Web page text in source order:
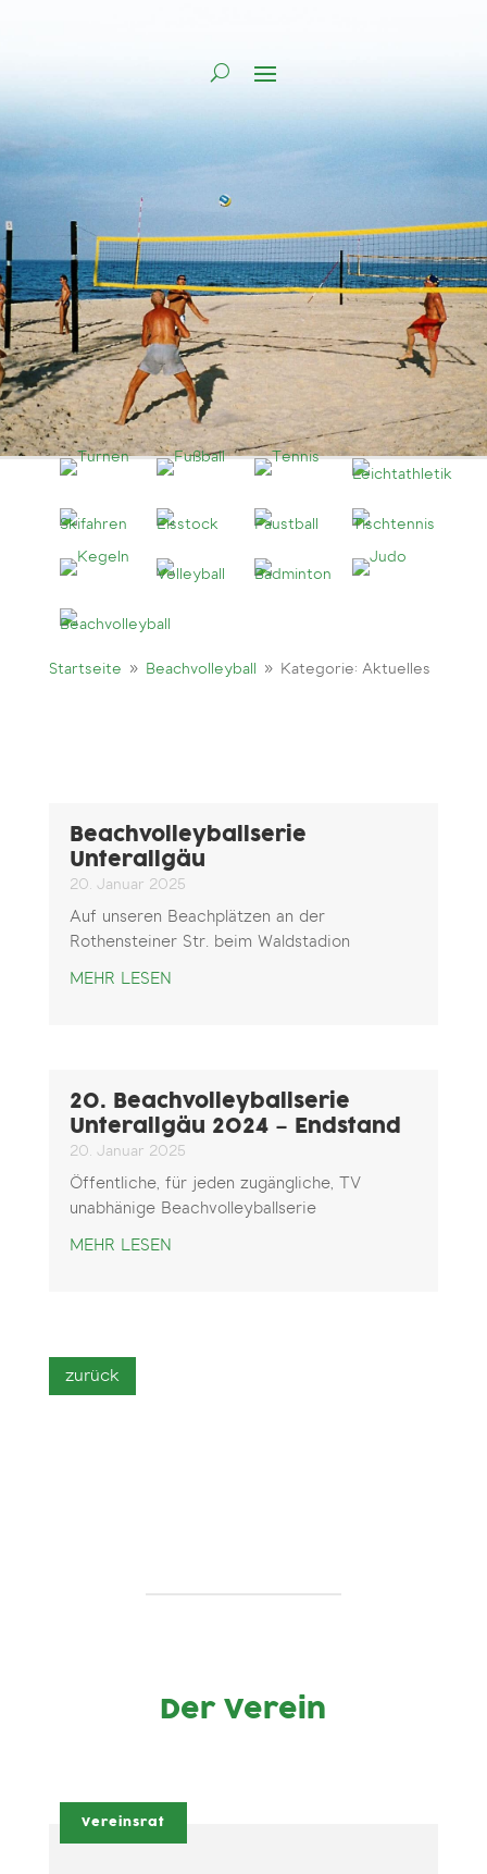
Startseite 9 Beachvolleyball 9 Kategorie: Aktuelles
Beachvolleyballserie
Unterallgäu
20. Januar 2025
Auf unseren Beachplätzen an der
Rothensteiner Str. beim Waldstadion
MEHR LESEN
20. Beachvolleyballserie
Unterallgäu 2024 – Endstand
20. Januar 2025
Öffentliche, für jeden zugängliche, TV
unabhänige Beachvolleyballserie
MEHR LESEN
Der Verein
Vereinsrat